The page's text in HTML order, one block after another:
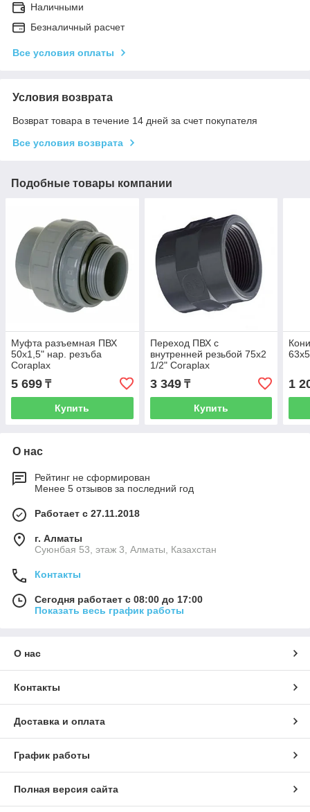
Наличными
Безналичный расчет
Все условия оплаты
Условия возврата
Возврат товара в течение 14 дней за счет покупателя
Все условия возврата
Подобные товары компании
Муфта разъемная ПВХ
50х1,5" нар. резъба
Coraplax
5 699 ₸
Купить
Переход ПВХ с
внутренней резьбой 75х2
1/2" Coraplax
3 349₸
Купить
1
О нас
Рейтинг не сформирован
Менее 5 отзывов за последний год
Работает с 27.11.2018
г. Алматы
Суюнбая 53, этаж 3, Алматы, Казахстан
Контакты
Сегодня работает с 08:00 до 17:00
Показать весь график работы
О нас
Контакты
Доставка и оплата
График работы
Полная версия сайта